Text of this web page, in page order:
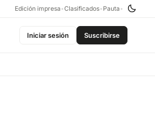
Edición impresa •Clasificados• Pauta •
Iniciar sesión Suscribirse